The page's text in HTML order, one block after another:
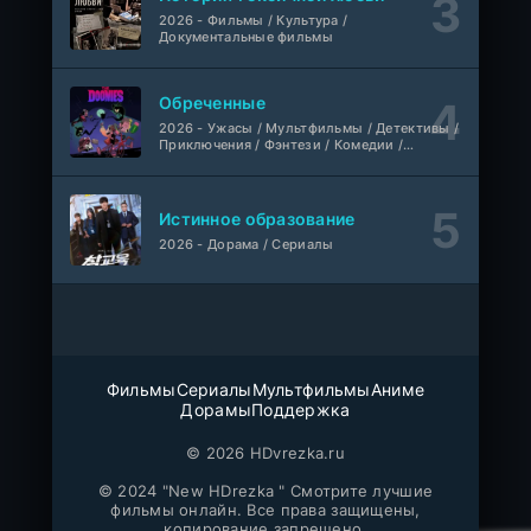
Лекция
Фильм
@MUZOBOZ@
Владыка тысячи миров
1-411
серия
Везунчик
Фильм
Отверженная святая и её гастрономическое путешествие в другом мире
Монстрик Карамелька
1 сезон
1-6 серия
2026 - Фильмы / Культура /
Документальные фильмы
Обреченные
2026 - Ужасы / Мультфильмы / Детективы /
Приключения / Фэнтези / Комедии /
Истинное образование
2026 - Дорама / Сериалы
ФильмыСериалыМультфильмыАниме
ДорамыПоддержка
© 2026 HDvrezka.ru
© 2024 "New HDrezka " Смотрите лучшие
фильмы онлайн. Все права защищены,